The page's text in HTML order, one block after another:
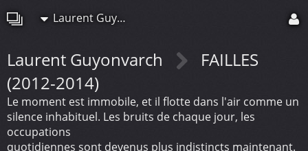
Laurent Guyonvarch
Laurent Guyonvarch
FAILLES
(2012-2014)
Le moment est immobile, et il flotte dans l'air comme un
silence inhabituel. Les bruits de chaque jour, les
occupations
quotidiennes sont devenus plus indistincts maintenant.